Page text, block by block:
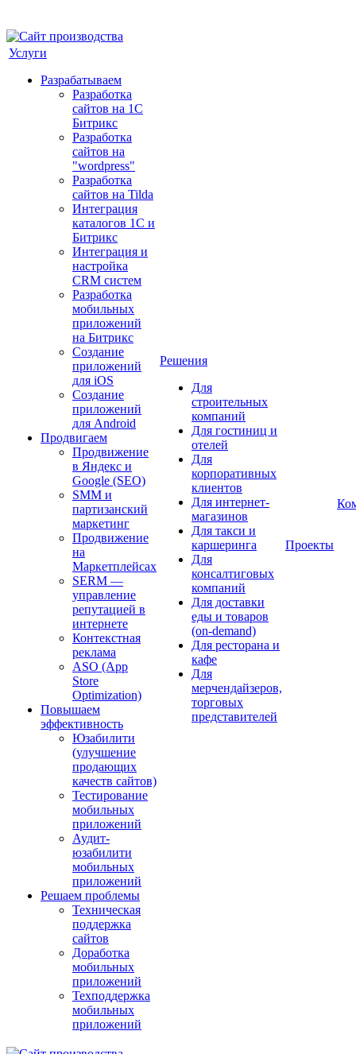
Услуги
Разрабатываем
Разработка
сайтов на 1С
Битрикс
Разработка
сайтов на
"wordpress"
Разработка
сайтов на Tilda
Интеграция
каталогов 1С и
Битрикс
Интеграция и
настройка
CRM систем
Разработка
мобильных
приложений
на Битрикс
Создание
приложений
для iOS
Создание
приложений
для Android
Продвигаем
Продвижение
в Яндекс и
Google (SEO)
SMM и
партизанский
маркетинг
Продвижение
на
Маркетплейсах
SERM —
управление
репутацией в
интернете
Контекстная
реклама
ASO (App
Store
Optimization)
Повышаем
эффективность
Юзабилити
(улучшение
продающих
качеств сайтов)
Тестирование
мобильных
приложений
Аудит-
юзабилити
мобильных
приложений
Решаем проблемы
Техническая
поддержка
сайтов
Доработка
мобильных
приложений
Техподдержка
мобильных
приложений
Решения
Для
строительных
компаний
Для гостиниц и
отелей
Для
корпоративных
клиентов
Для интернет-
магазинов
Для такси и
каршеринга
Для
консалтиговых
компаний
Для доставки
еды и товаров
(on-demand)
Для ресторана и
кафе
Для
мерчендайзеров,
торговых
представителей
Проекты